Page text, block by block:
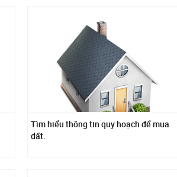
Tìm hiểu thông tin quy hoạch để mua
đất.